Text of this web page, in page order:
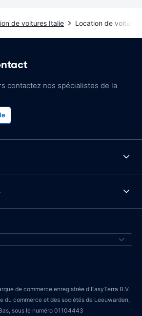
de voitures Italie Location de voitures
contactez nos spécialistes de la
de commerce enregistrée d'EasyTerra B.V.
du commerce et des sociétés de Leeuwarden,
sous le numéro 01104443